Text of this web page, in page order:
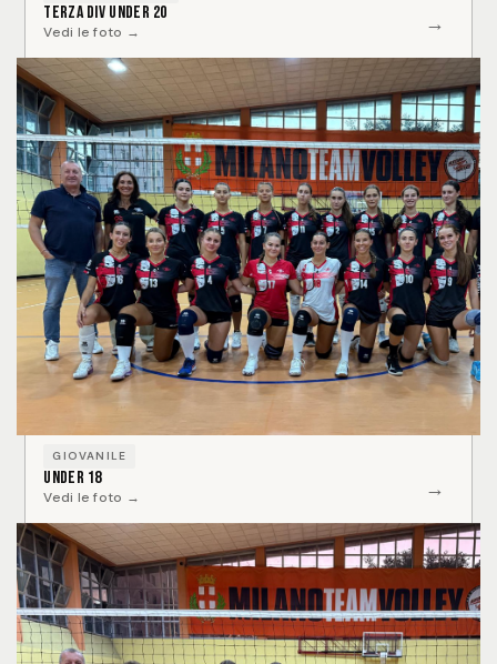
Terza Div Under 20
Vedi le foto → →
GIOVANILE
Under 18
Vedi le foto → →